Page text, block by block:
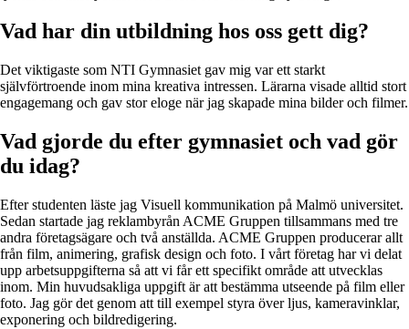
Vad har din utbildning hos oss gett dig?
Det viktigaste som NTI Gymnasiet gav mig var ett starkt
självförtroende inom mina kreativa intressen. Lärarna visade alltid stort
engagemang och gav stor eloge när jag skapade mina bilder och filmer.
Vad gjorde du efter gymnasiet och vad gör
du idag?
Efter studenten läste jag Visuell kommunikation på Malmö universitet.
Sedan startade jag reklambyrån ACME Gruppen tillsammans med tre
andra företagsägare och två anställda. ACME Gruppen producerar allt
från film, animering, grafisk design och foto. I vårt företag har vi delat
upp arbetsuppgifterna så att vi får ett specifikt område att utvecklas
inom. Min huvudsakliga uppgift är att bestämma utseende på film eller
foto. Jag gör det genom att till exempel styra över ljus, kameravinklar,
exponering och bildredigering.